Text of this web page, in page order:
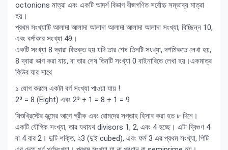
octonions মাত্রা এবং একটি আদর্শ বিভাগ বীজগণিত সর্বোচ্চ সম্ভাব্য মাত্রা
হয়।
প্রথম সংখ্যাটি আলাদা আলাদা আলাদা আলাদা আলাদা আলাদা সংখ্যা; বিচ্ছিন্ন 10,
এবং বর্গাকার সংখ্যা 49।
একটি সংখ্যা 8 দ্বারা বিভক্ত হয় যদি তার শেষ তিনটি সংখ্যা, দশমিকতে লেখা হয়,
8 দ্বারা ভাগ করা যায়, বা তার শেষ তিনটি সংখ্যা 0 বাইনারিতে লেখা হয়।একমাত্র
কিউব যার সাথে
১ যোগ করলে একটা বর্গ সংখ্যা পাওয়া যায় !
2³ = 8 (Eight) এবং 2³ + 1 = 8 + 1 = 9
যিশুখ্রিস্টের জন্মের আগে গ্রীক এবং রোমদের সপ্তাহ হিসাব করা হত ৮ দিনে।
একটি যৌগিক সংখ্যা, তার যথাযথ divisors 1, 2, এবং 4 হচ্ছে। এটা দ্বিগুণ 4
বা 4 বার 2। দুটি শক্তি, ২3 (দুই cubed), এবং ফর্ম 3 এর প্রথম সংখ্যা, পিটি